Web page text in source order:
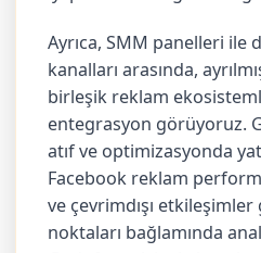
Ayrıca, SMM panelleri ile
kanalları arasında,
birleşik reklam
entegrasyon görüyoruz.
atıf ve optimizasyonda
Facebook reklam
ve çevrimdışı
noktaları bağlamında